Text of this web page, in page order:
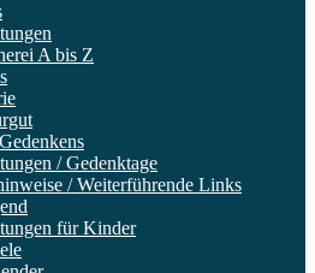
A bis Z
/ Gedenktage
/ Weiterführende Links
für Kinder